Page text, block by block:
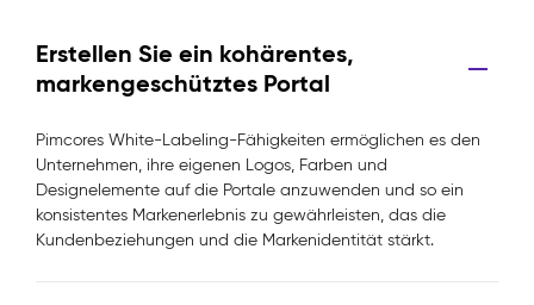
Erstellen Sie ein kohärentes,
markengeschütztes Portal
Pimcores White-Labeling-Fähigkeiten ermöglichen es den
Unternehmen, ihre eigenen Logos, Farben und
Designelemente auf die Portale anzuwenden und so ein
konsistentes Markenerlebnis zu gewährleisten, das die
Kundenbeziehungen und die Markenidentität stärkt.